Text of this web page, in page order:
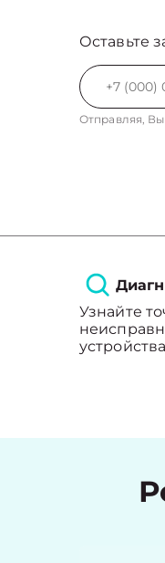
Оставьте
Отправляя,
Узнайте